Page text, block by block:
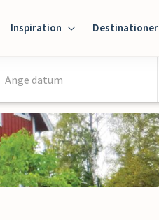
Inspiration Destinationer
Ange datum